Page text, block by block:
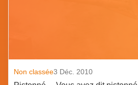
Non classée3 Déc. 2010